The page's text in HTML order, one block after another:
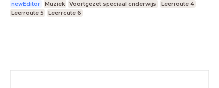
newEditor Muziek Voortgezet speciaal onderwijs
Leerroute 4
Leerroute 5
Leerroute 6